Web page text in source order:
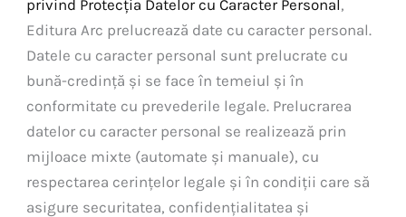
privind Protecția Datelor cu Caracter Personal ,
Editura Arc prelucrează date cu caracter personal.
Datele cu caracter personal sunt prelucrate cu
bună-credință și se face în temeiul și în
conformitate cu prevederile legale. Prelucrarea
datelor cu caracter personal se realizează prin
mijloace mixte (automate și manuale), cu
respectarea cerințelor legale și în condiții care să
asigure securitatea, confidențialitatea și